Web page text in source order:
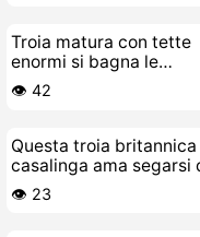
Troia matura con tette
enormi si bagna le
mutande
👁️ 42
Questa troia britannica
casalinga ama segarsi
sola come una puttana
👁️ 23